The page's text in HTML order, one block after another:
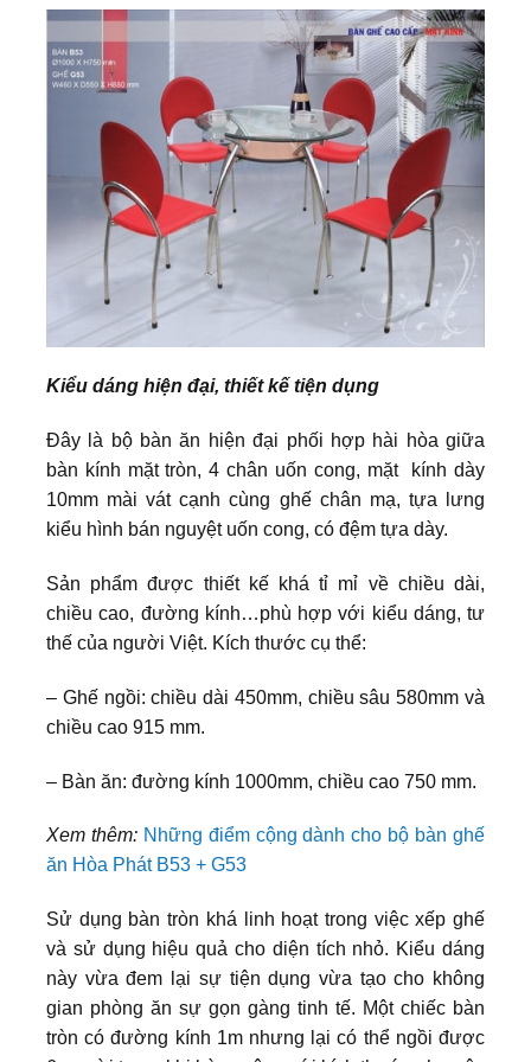
Kiểu dáng hiện đại, thiết kế tiện dụng
Đây là bộ bàn ăn hiện đại phối hợp hài hòa giữa
bàn kính mặt tròn, 4 chân uốn cong, mặt kính dày
10mm mài vát cạnh cùng ghế chân mạ, tựa lưng
kiểu hình bán nguyệt uốn cong, có đệm tựa dày.
Sản phẩm được thiết kế khá tỉ mỉ về chiều dài,
chiều cao, đường kính…phù hợp với kiểu dáng, tư
thế của người Việt. Kích thước cụ thể:
– Ghế ngồi: chiều dài 450mm, chiều sâu 580mm và
chiều cao 915 mm.
– Bàn ăn: đường kính 1000mm, chiều cao 750 mm.
Xem thêm: Những điểm cộng dành cho bộ bàn ghế
ăn Hòa Phát B53 + G53
Sử dụng bàn tròn khá linh hoạt trong việc xếp ghế
và sử dụng hiệu quả cho diện tích nhỏ. Kiểu dáng
này vừa đem lại sự tiện dụng vừa tạo cho không
gian phòng ăn sự gọn gàng tinh tế. Một chiếc bàn
tròn có đường kính 1m nhưng lại có thể ngồi được